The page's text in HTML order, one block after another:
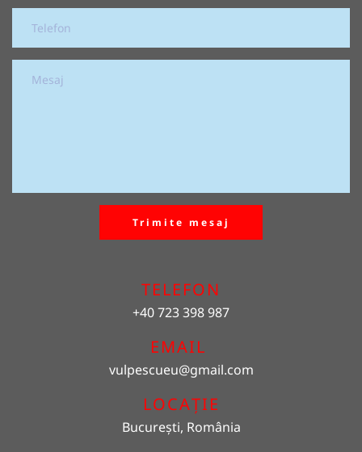
Trimite mesaj
TELEFON
+40 723 398 987
EMAIL
vulpescueu@gmail.com
LOCAȚIE
București, România